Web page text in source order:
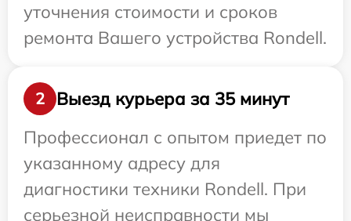
уточнения стоимости и сроков
ремонта Вашего устройства Rondell.
2
Выезд курьера за 35 минут
Профессионал с опытом приедет по
указанному адресу для
диагностики техники Rondell. При
серьезной неисправности мы